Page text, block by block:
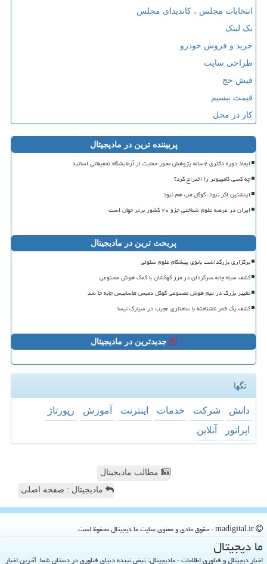
انتخابات مجلس ، کاندیدای مجلس
بک لینک
خرید و فروش خودرو
طراحی سایت
فیش حج
قیمت بیسیم
کار در محل
پربیننده ترین در مادیجیتال
ایجاد دوره دکتری ۲ساله پژوهش محور حمایت از آزمایشگاه تحقیقاتی اساتید
چه کسی کامپیوتر را اختراع کرد؟
اینشتین اگر نبود، گوگل مپ هم نبود
ایران در عرصه علوم شناختی جزو ۲۰ کشور برتر جهان است
پربحث ترین در مادیجیتال
برگزاری بزرگداشت بانوی پیشگام علوم سلولی
کشف سیاه چاله سرگردان در مرز کهکشان با کمک هوش مصنوعی
تغییر بزرگ در تیم هوش مصنوعی گوگل دمیس هاسابیس جابه جا شد
کشف یک قمر ناشناخته با ساختاری عجیب در سیارک نیسا
جدیدترین در مادیجیتال
تگها
دانش شركت خدمات اینترنت آموزش
رپورتاژ
اپراتور
آنلاین
مطالب مادیجیتال
مادیجیتال : صفحه اصلی
ما دیجیتال
اخبار دیجیتال و فناوری اطلاعات - مادیجیتال: نبض تپنده دنیای فناوری در دستان شما. آخرین اخبار